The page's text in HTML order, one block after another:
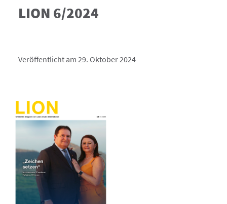
LION 6/2024
Veröffentlicht am 29. Oktober 2024